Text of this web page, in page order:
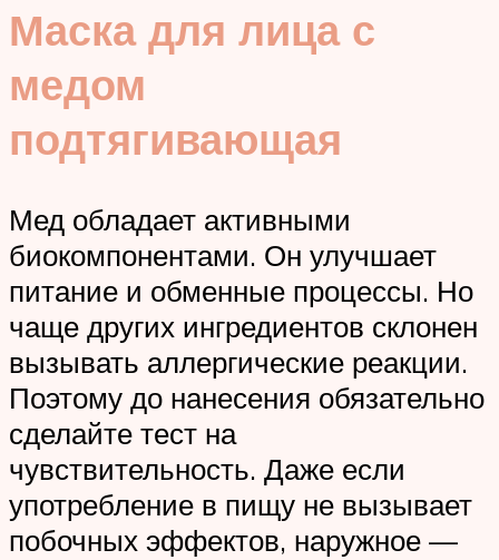
Маска для лица с
медом
подтягивающая
Мед обладает активными
биокомпонентами. Он улучшает
питание и обменные процессы. Но
чаще других ингредиентов склонен
вызывать аллергические реакции.
Поэтому до нанесения обязательно
сделайте тест на
чувствительность. Даже если
употребление в пищу не вызывает
побочных эффектов, наружное —